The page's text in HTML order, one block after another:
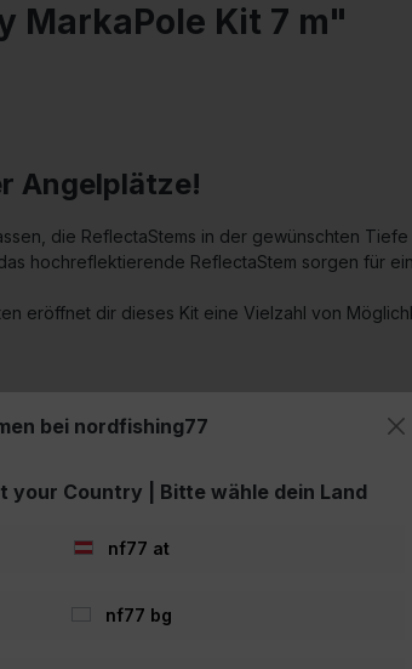
MarkaPole Kit 7 m"
Angelplätze!
die ReflectaStems in der gewünschten
hochreflektierende ReflectaStem sorgen für
eröffnet dir dieses Kit eine Vielzahl von
Produkten
bei nordfishing77
your Country | Bitte wähle dein Land
nf77 at
nf77 bg